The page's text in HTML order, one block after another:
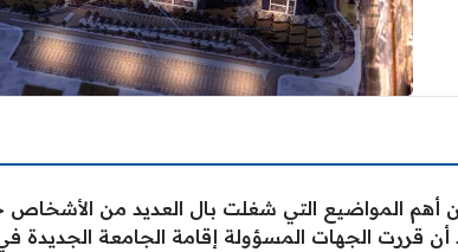
أهم المواضيع التي شغلت بال العديد من الأشخاص
أن قررت الجهات المسؤولة إقامة الجامعة الجديدة